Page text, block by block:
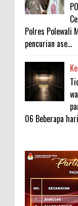
Polres Polewali
pencurian ase...
06 Beberapa